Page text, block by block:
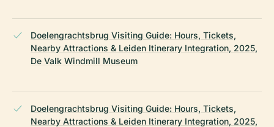
Doelengrachtsbrug Visiting Guide: Hours, Tickets,
Nearby Attractions & Leiden Itinerary Integration, 2025,
De Valk Windmill Museum
Doelengrachtsbrug Visiting Guide: Hours, Tickets,
Nearby Attractions & Leiden Itinerary Integration, 2025,